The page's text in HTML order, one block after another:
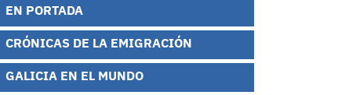
EN PORTADA
CRÓNICAS DE LA EMIGRACIÓN
GALICIA EN EL MUNDO